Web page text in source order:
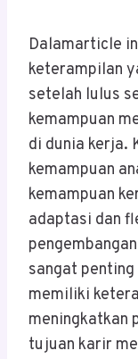
Dalamarticle
keterampilan
setelah lulus
kemampuan
di dunia kerja.
kemampuan
kemampuan
adaptasi dan
sangat
memiliki
meningkatkan
tujuan karir